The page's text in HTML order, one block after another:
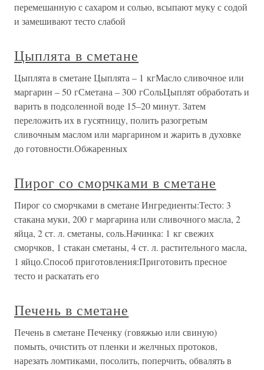
перемешанную с сахаром и солью, всыпают муку с содой
и замешивают тесто слабой
Цыплята в сметане
Цыплята в сметане Цыплята – 1 кгМасло сливочное или
маргарин – 50 гСметана – 300 гСольЦыплят обработать и
варить в подсоленной воде 15–20 минут. Затем
переложить их в гусятницу, полить разогретым
сливочным маслом или маргарином и жарить в духовке
до готовности.Обжаренных
Пирог со сморчками в сметане
Пирог со сморчками в сметане Ингредиенты:Тесто: 3
стакана муки, 200 г маргарина или сливочного масла, 2
яйца, 2 ст. л. сметаны, соль.Начинка: 1 кг свежих
сморчков, 1 стакан сметаны, 4 ст. л. растительного масла,
1 яйцо.Способ приготовления:Приготовить пресное
тесто и раскатать его
Печень в сметане
Печень в сметане Печенку (говяжью или свиную)
помыть, очистить от пленки и желчных протоков,
нарезать ломтиками, посолить, поперчить, обвалять в